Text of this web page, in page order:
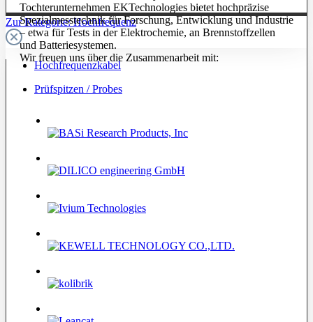
Zur Kategorie: Hochfrequenz
Hochfrequenzkabel
Prüfspitzen / Probes
Tochterunternehmen EKTechnologies bietet hochpräzise
Spezialmesstechnik für Forschung, Entwicklung und Industrie
– etwa für Tests in der Elektrochemie, an Brennstoffzellen
und Batteriesystemen.
Wir freuen uns über die Zusammenarbeit mit: